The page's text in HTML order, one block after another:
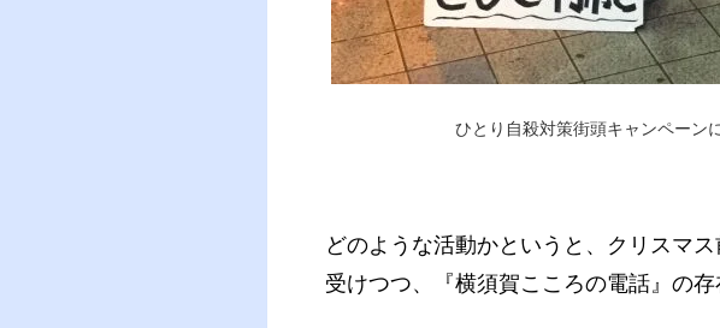
ひとり自殺対策街頭キャンペーン
どのような活動かというと、クリスマ
受けつつ、『横須賀こころの電話』の